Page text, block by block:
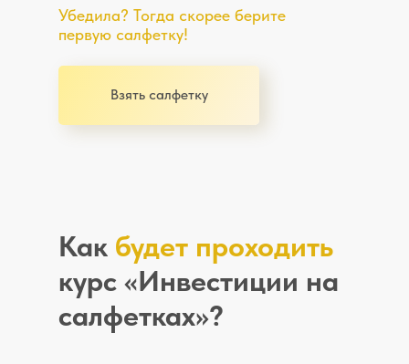
Убедила? Тогда скорее берите
первую салфетку!
Взять салфетку
Как будет проходить
курс «Инвестиции на
салфетках»?